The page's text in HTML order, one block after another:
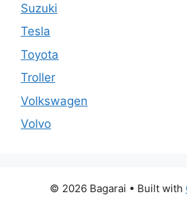
Suzuki
Tesla
Toyota
Troller
Volkswagen
Volvo
© 2026 Bagarai • Built with